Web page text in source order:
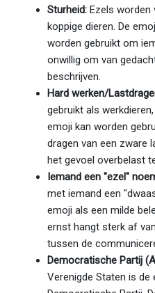
Sturheid: Ezels worden
koppige dieren. De
worden gebruikt om
onwillig om van
beschrijven.
Hard werken/
gebruikt als
emoji kan worden
dragen van een zware
het gevoel overbelast
Iemand een "ezel"
met iemand een
emoji als een milde
ernst hangt sterk af
tussen de
Democratische Partij
Verenigde Staten is de